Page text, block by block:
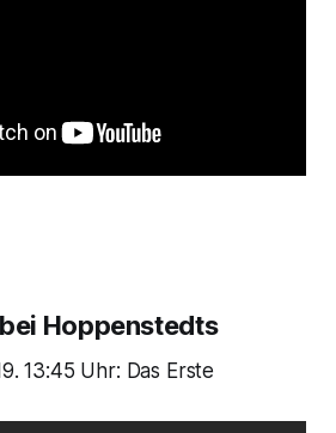
Hoppenstedts
13:45 Uhr: Das Erste